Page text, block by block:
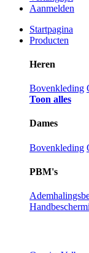
Aanmelden
Startpagina
Producten
Heren
Bovenkleding
Toon alles
Dames
Bovenkleding
PBM's